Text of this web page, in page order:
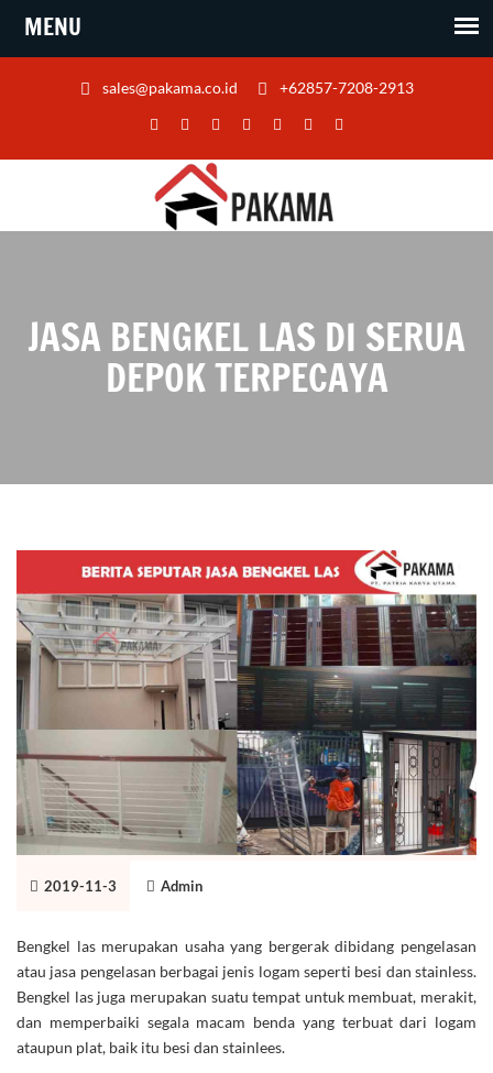
sales@pakama.co.id +62857-7208-2913
JASA BENGKEL LAS DI SERUA
DEPOK TERPECAYA
2019-11-3 Admin
Bengkel las merupakan usaha yang bergerak dibidang pengelasan
atau jasa pengelasan berbagai jenis logam seperti besi dan stainless.
Bengkel las juga merupakan suatu tempat untuk membuat, merakit,
dan memperbaiki segala macam benda yang terbuat dari logam
ataupun plat, baik itu besi dan stainlees.